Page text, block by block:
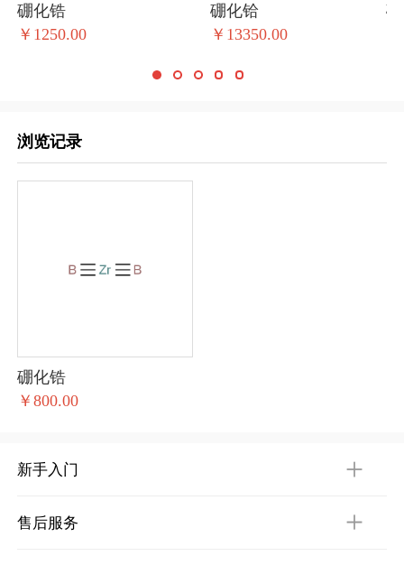
硼化锆
￥1250.00
硼化铪
￥13350.00
浏览记录
硼化锆
￥800.00
新手入门
售后服务